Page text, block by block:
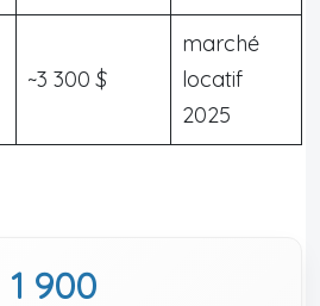
~3 300 $
marché
locatif
2025
1 900